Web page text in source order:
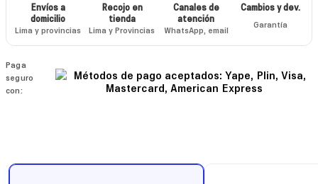
Envíos a
domicilio
Lima y provincias
Recojo en
tienda
Lima y Provincias
Canales de
atención
WhatsApp, email
Cambios y dev.
Garantía
Paga
seguro
con: